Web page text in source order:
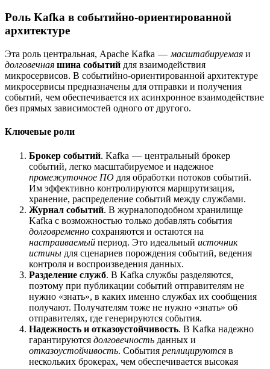
Роль Kafka в событийно-ориентированной
архитектуре
Эта роль центральная, Apache Kafka — масштабируемая и
долговечная шина событий для взаимодействия
микросервисов. В событийно-ориентированной архитектуре
микросервисы предназначены для отправки и получения
событий, чем обеспечивается их асинхронное взаимодействие
без прямых зависимостей одного от другого.
Ключевые роли
Брокер событий. Kafka — центральный брокер
событий, легко масштабируемое и надежное
промежуточное ПО для обработки потоков событий.
Им эффективно контролируются маршрутизация,
хранение, распределение событий между службами.
Журнал событий. В журналоподобном хранилище
Kafka с возможностью только добавлять события
долговременно сохраняются и остаются на
настраиваемый период. Это идеальный источник
истины для сценариев порождения событий, ведения
контроля и воспроизведения данных.
Разделение служб. В Kafka службы разделяются,
поэтому при публикации событий отправителям не
нужно «знать», в каких именно службах их сообщения
получают. Получателям тоже не нужно «знать» об
отправителях, где генерируются события.
Надежность и отказоустойчивость. В Kafka надежно
гарантируются долговечность данных и
отказоустойчивость. События реплицируются в
нескольких брокерах, чем обеспечивается высокая